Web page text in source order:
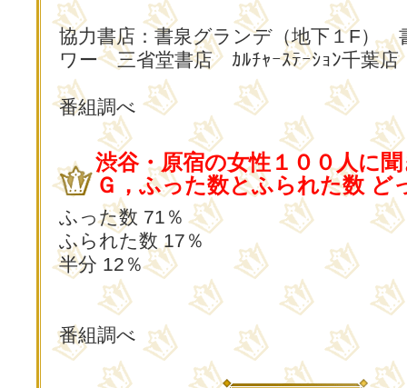
協力書店：書泉グランデ（地下１F）
ワー 三省堂書店 ｶﾙﾁｬｰｽﾃｰｼｮﾝ千葉店
番組調べ
渋谷・原宿の女性１００人に
Ｇ，ふった数とふられた数 ど
ふった数 71％
ふられた数 17％
半分 12％
番組調べ